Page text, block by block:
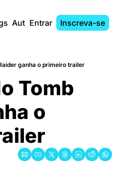
AutoresEntrar Inscreva-se
ganha o primeiro trailer
Tomb
o